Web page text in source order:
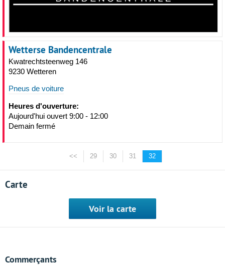
Wetterse Bandencentrale
Kwatrechtsteenweg 146
9230 Wetteren
Pneus de voiture
Heures d'ouverture:
Aujourd'hui ouvert 9:00 - 12:00
Demain fermé
<< 29 30 31 32
Carte
Voir la carte
Commerçants